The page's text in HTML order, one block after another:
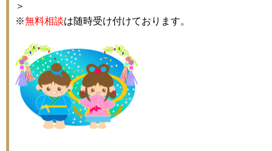
＞
※無料相談は随時受け付けております。